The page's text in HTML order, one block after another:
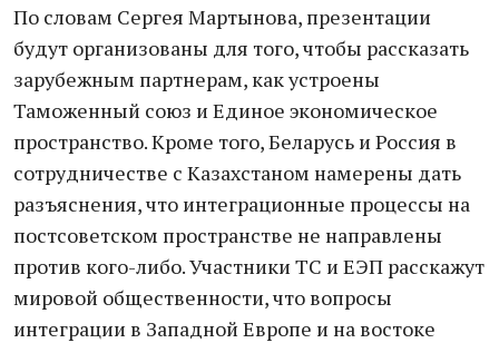
По словам Сергея Мартынова, презентации
будут организованы для того, чтобы рассказать
зарубежным партнерам, как устроены
Таможенный союз и Единое экономическое
пространство. Кроме того, Беларусь и Россия в
сотрудничестве с Казахстаном намерены дать
разъяснения, что интеграционные процессы на
постсоветском пространстве не направлены
против кого-либо. Участники ТС и ЕЭП расскажут
мировой общественности, что вопросы
интеграции в Западной Европе и на востоке